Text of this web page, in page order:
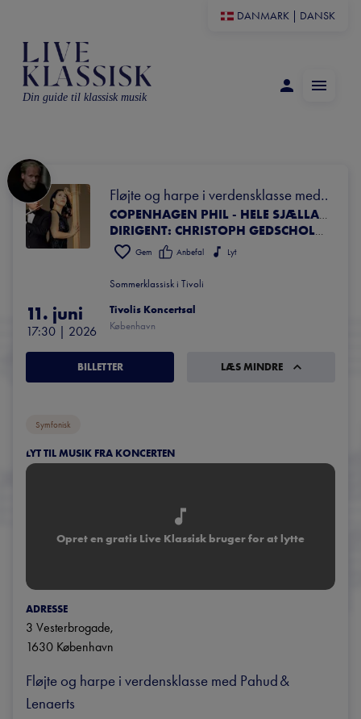
DANMARK DANSK
Din guide til klassisk musik
Fløjte og harpe i verdensklasse med
Pahud & Lenaerts
COPENHAGEN PHIL - HELE SJÆLLANDS SYMFONIORKESTER
DIRIGENT: CHRISTOPH GEDSCHOLD SOLISTER: EMMANUEL PAHUD, FLØJTE & ANNELEEN LENAERTS, HARPE
Gem Anbefal Lyt
Sommerklassisk i Tivoli
11. juni
17:30 | 2026
Tivolis Koncertsal
København
BILLETTER LÆS MINDRE
Symfonisk
LYT TIL MUSIK FRA KONCERTEN
Opret en gratis Live Klassisk bruger for at lytte
ADRESSE
3 Vesterbrogade,
1630 København
Fløjte og harpe i verdensklasse med Pahud &
Lenaerts